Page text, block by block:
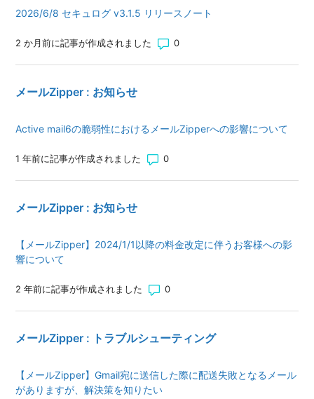
2026/6/8 セキュログ v3.1.5 リリースノート
2 か月前に記事が作成されました コメント数: 0
メールZipper : お知らせ
Active mail6の脆弱性におけるメールZipperへの影響について
1 年前に記事が作成されました コメント数: 0
メールZipper : お知らせ
【メールZipper】2024/1/1以降の料金改定に伴うお客様への影
響について
2 年前に記事が作成されました コメント数: 0
メールZipper : トラブルシューティング
【メールZipper】Gmail宛に送信した際に配送失敗となるメール
がありますが、解決策を知りたい